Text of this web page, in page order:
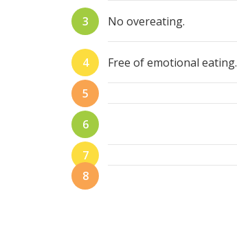
No overeating.
Free of emotional eating.